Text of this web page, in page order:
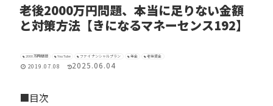
老後2000万円問題、本当に足りない金額
と対策方法【きになるマネーセンス192】
2000万円問題 YouTube ファイナンシャルプラン 年金 老後資金
2019.07.08 2025.06.04
■目次